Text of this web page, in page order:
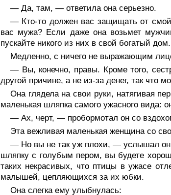
— Да, там, — ответила она серьезно.
— Кто-то должен вас защищать от
вас мужа? Если даже она возьмет
пускайте никого из них в свой богатый дом.
Медленно, с ничего не выражающим
— Вы, конечно, правы. Кроме того,
другой причине, а не из-за денег, так что
Она глядела на свои руки, натягивая
маленькая шляпка самого ужасного вида:
— Ах, черт, — пробормотал он со
Эта вежливая маленькая женщина со
— Но вы не так уж плохи, — услышал он
шляпку с голубым пером, вы будете
таких некрасивых, что птицы в ужасе
малышей, цепляющихся за их юбки.
Она слегка ему улыбнулась: